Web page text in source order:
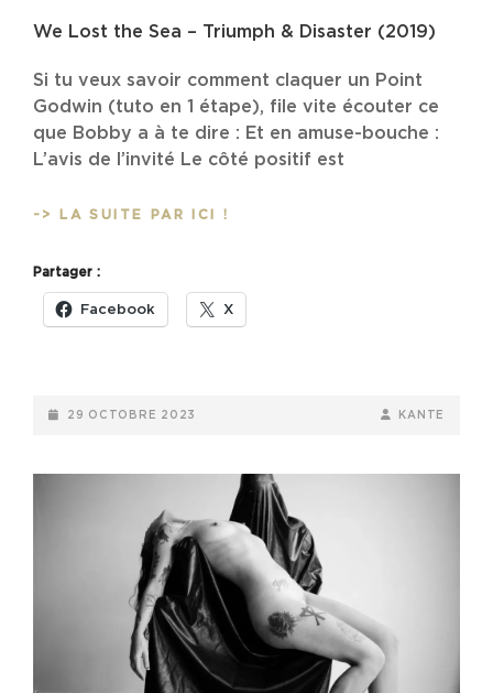
We Lost the Sea – Triumph & Disaster (2019)
Si tu veux savoir comment claquer un Point
Godwin (tuto en 1 étape), file vite écouter ce
que Bobby a à te dire : Et en amuse-bouche :
L’avis de l’invité Le côté positif est
-> LA SUITE PAR ICI !
–
TRIUMPH
Partager :
Facebook X
POSTED-
29 OCTOBRE 2023
BY
BYLINEKANTE